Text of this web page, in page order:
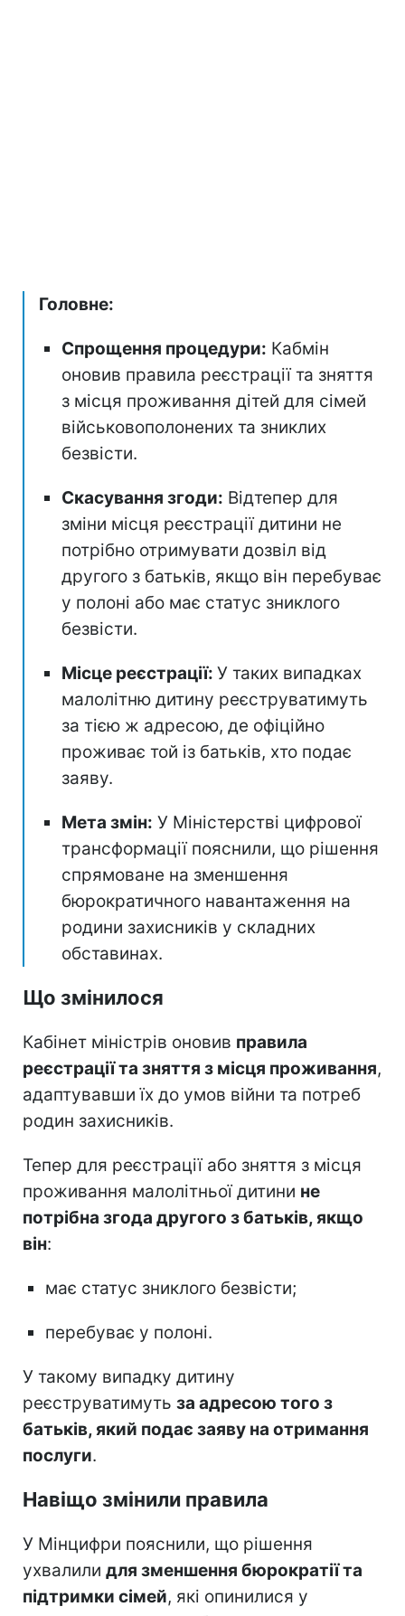
Головне:
Спрощення процедури: Кабмін
оновив правила реєстрації та зняття
з місця проживання дітей для сімей
військовополонених та зниклих
безвісти.
Скасування згоди: Відтепер для
зміни місця реєстрації дитини не
потрібно отримувати дозвіл від
другого з батьків, якщо він перебуває
у полоні або має статус зниклого
безвісти.
Місце реєстрації: У таких випадках
малолітню дитину реєструватимуть
за тією ж адресою, де офіційно
проживає той із батьків, хто подає
заяву.
Мета змін: У Міністерстві цифрової
трансформації пояснили, що рішення
спрямоване на зменшення
бюрократичного навантаження на
родини захисників у складних
обставинах.
Що змінилося
Кабінет міністрів оновив правила
реєстрації та зняття з місця проживання,
адаптувавши їх до умов війни та потреб
родин захисників.
Тепер для реєстрації або зняття з місця
проживання малолітньої дитини не
потрібна згода другого з батьків, якщо
він:
має статус зниклого безвісти;
перебуває у полоні.
У такому випадку дитину
реєструватимуть за адресою того з
батьків, який подає заяву на отримання
послуги.
Навіщо змінили правила
У Мінцифри пояснили, що рішення
ухвалили для зменшення бюрократії та
підтримки сімей, які опинилися у